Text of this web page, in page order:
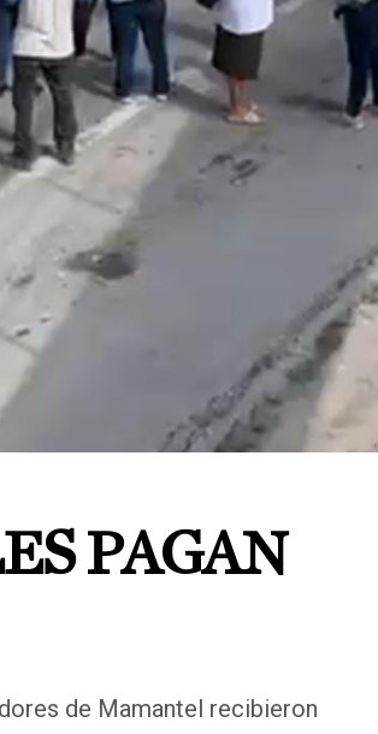
PAGAN
de Mamantel recibieron